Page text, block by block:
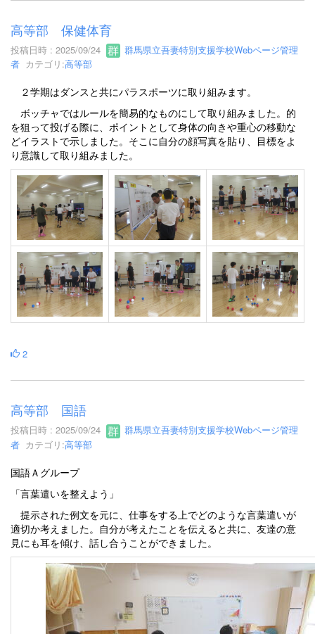
高等部 保健体育
投稿日時 : 2025/09/24
群馬県立吾妻特別支援学校Webページ管理
者 カテゴリ:高等部
２学期はダンスと共にパラスポーツに取り組みます。
ボッチャではルールを簡易的なものにして取り組みました。的
を狙って投げる際に、ポイントとして身体の向きや重心の移動な
どイラストで示しました。そこに自分の顔写真を貼り、目標をよ
り意識して取り組みました。
2
高等部 国語
投稿日時 : 2025/09/24
群馬県立吾妻特別支援学校Webページ管理
者 カテゴリ:高等部
国語Ａグループ
「言葉遣いを整えよう」
提示された例文を元に、仕事をする上でどのような言葉遣いが
適切か考えました。自分が考えたことを伝えると共に、友達の意
見にも耳を傾け、話し合うことができました。